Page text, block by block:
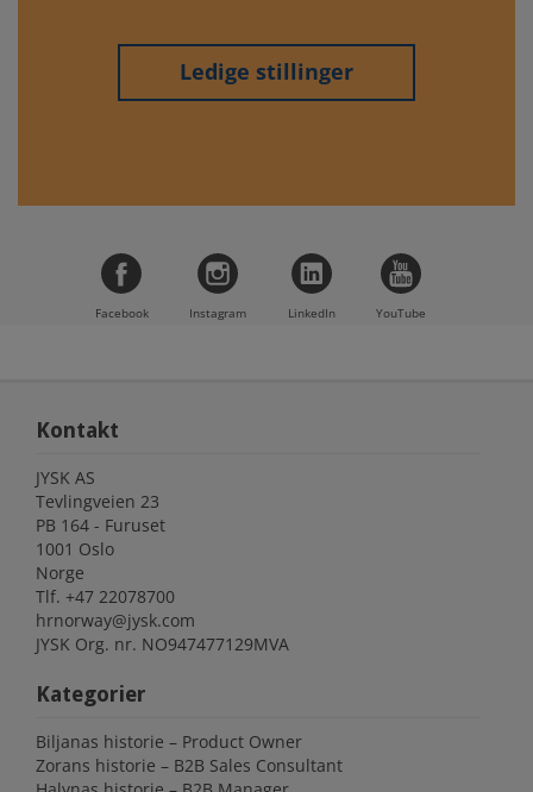
Ledige stillinger
Facebook Instagram LinkedIn YouTube
Kontakt
JYSK AS
Tevlingveien 23
PB 164 - Furuset
1001 Oslo
Norge
Tlf. +47 22078700
hrnorway@jysk.com
JYSK Org. nr. NO947477129MVA
Kategorier
Biljanas historie – Product Owner
Zorans historie – B2B Sales Consultant